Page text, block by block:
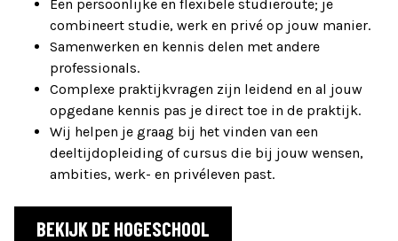
Een persoonlijke en flexibele studieroute; je
combineert studie, werk en privé op jouw manier.
Samenwerken en kennis delen met andere
professionals.
Complexe praktijkvragen zijn leidend en al jouw
opgedane kennis pas je direct toe in de praktijk.
Wij helpen je graag bij het vinden van een
deeltijdopleiding of cursus die bij jouw wensen,
ambities, werk- en privéleven past.
BEKIJK DE HOGESCHOOL